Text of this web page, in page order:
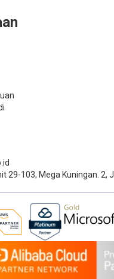
29-103, Mega Kuningan. 2, Jl.